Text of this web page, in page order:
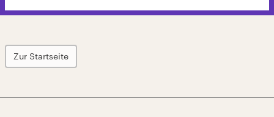
Zur Startseite